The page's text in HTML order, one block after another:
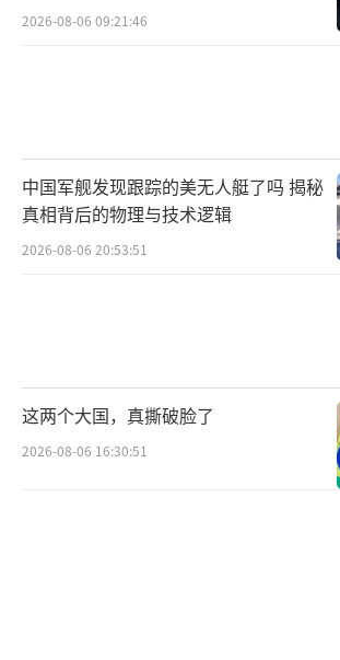
2026-08-06 09:21:46
中国军舰发现跟踪的美无人艇了吗 揭秘
真相背后的物理与技术逻辑
2026-08-06 20:53:51
这两个大国，真撕破脸了
2026-08-06 16:30:51